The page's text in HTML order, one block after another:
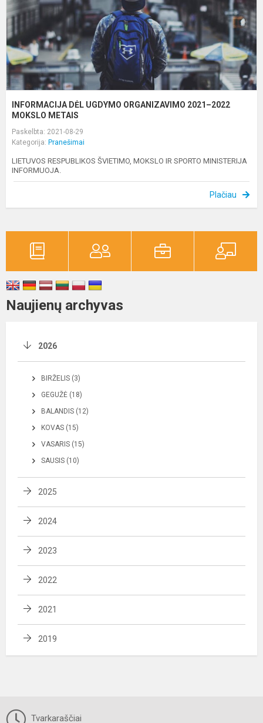
INFORMACIJA DĖL UGDYMO ORGANIZAVIMO 2021–2022
MOKSLO METAIS
Paskelbta: 2021-08-29
Kategorija: Pranešimai
LIETUVOS RESPUBLIKOS ŠVIETIMO, MOKSLO IR SPORTO MINISTERIJA
INFORMUOJA.
Plačiau
Naujienų archyvas
2026
BIRŽELIS (3)
GEGUŽĖ (18)
BALANDIS (12)
KOVAS (15)
VASARIS (15)
SAUSIS (10)
2025
2024
2023
2022
2021
2019
Tvarkaraščiai